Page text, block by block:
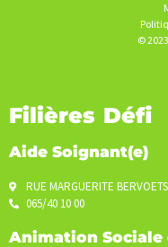
©
Filières Défi
Aide Soignant(e)
RUE MARGUERITE
065/40 10 00
Animation